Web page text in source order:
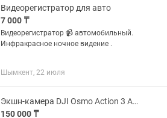
Видеорегистратор для авто
7 000 ₸
Видеорегистратор 📹 автомобильный.
Инфракрасное ночное видение .
Шымкент, 22 июля
Экшн-камера DJI Osmo Action 3 Adventure Combo
150 000 ₸